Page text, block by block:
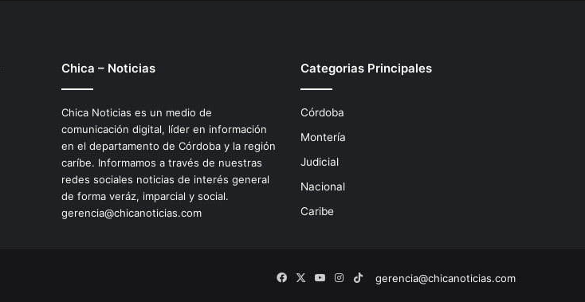
Chica – Noticias
Chica Noticias es un medio de
comunicación digital, líder en información
en el departamento de Córdoba y la región
caríbe. Informamos a través de nuestras
redes sociales noticias de interés general
de forma veráz, imparcial y social.
gerencia@chicanoticias.com
Categorias Principales
Córdoba
Montería
Judicial
Nacional
Caribe
gerencia@chicanoticias.com
Facebook
X YouTubeInstagram
TikTok